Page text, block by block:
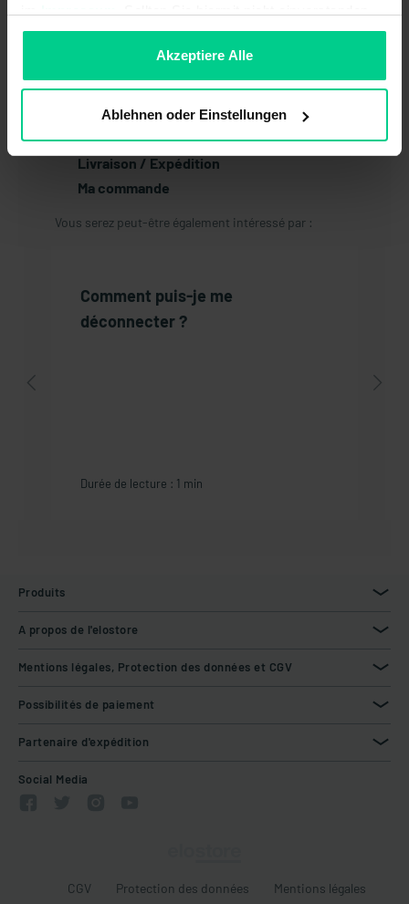
sein, können Sie die Verwendung von Cookies hier
Akzeptiere Alle
Ablehnen oder Einstellungen
Garanties
Politique de prix
Compte client
Retourner
Paiement
Livraison / Expédition
Ma commande
Vous serez peut-être également intéressé par :
Comment puis-je me
déconnecter ?
Durée de lecture : 1 min
Produits
A propos de l'elostore
Mentions légales, Protection des données et CGV
Possibilités de paiement
Partenaire d'expédition
Social Media
CGV Protection des données Mentions légales